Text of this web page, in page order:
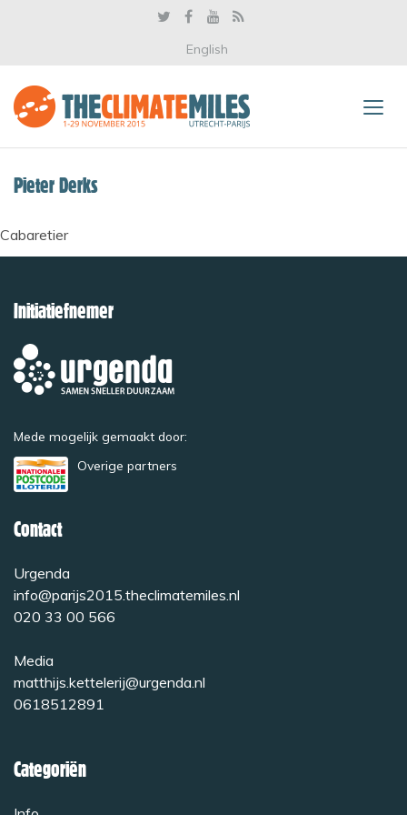
English
Pieter Derks
Cabaretier
Initiatiefnemer
Mede mogelijk gemaakt door:
Overige partners
Contact
Urgenda
info@parijs2015.theclimatemiles.nl
020 33 00 566
Media
matthijs.kettelerij@urgenda.nl
0618512891
Categoriën